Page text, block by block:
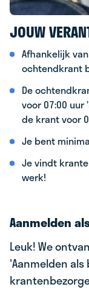
JOUW
Afhankelijk
ochtendkrant
De
voor 07:00
de krant voor
Je bent
Je vindt
werk!
Aanmelden
Leuk! We
'Aanmelden als